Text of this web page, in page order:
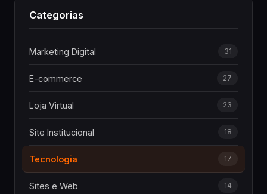
Categorias
Marketing Digital 31
E-commerce 27
Loja Virtual 23
Site Institucional 18
Tecnologia 17
Sites e Web 14